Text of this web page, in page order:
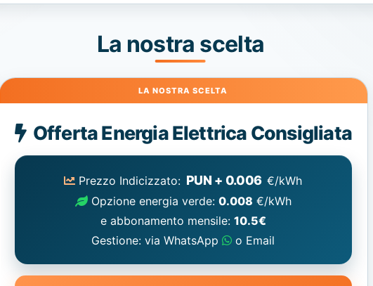
La nostra scelta
Energia
Elettrica
consigliata
Offerta Energia Elettrica Consigliata
Prezzo Indicizzato: PUN + 0.006 €/kWh
Opzione energia verde: 0.008 €/kWh
e abbonamento mensile: 10.5€
Gestione: via WhatsApp
o Email